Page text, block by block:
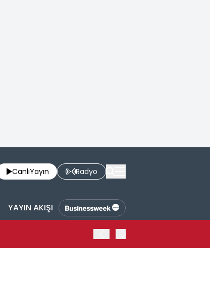
CanlıYayın Radyo
YAYIN AKIŞI